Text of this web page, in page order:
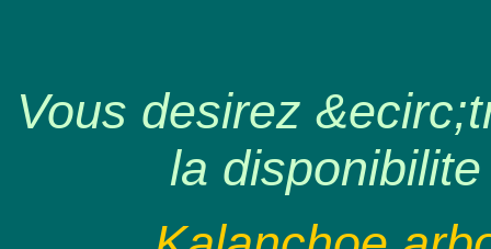
Vous desirez
la